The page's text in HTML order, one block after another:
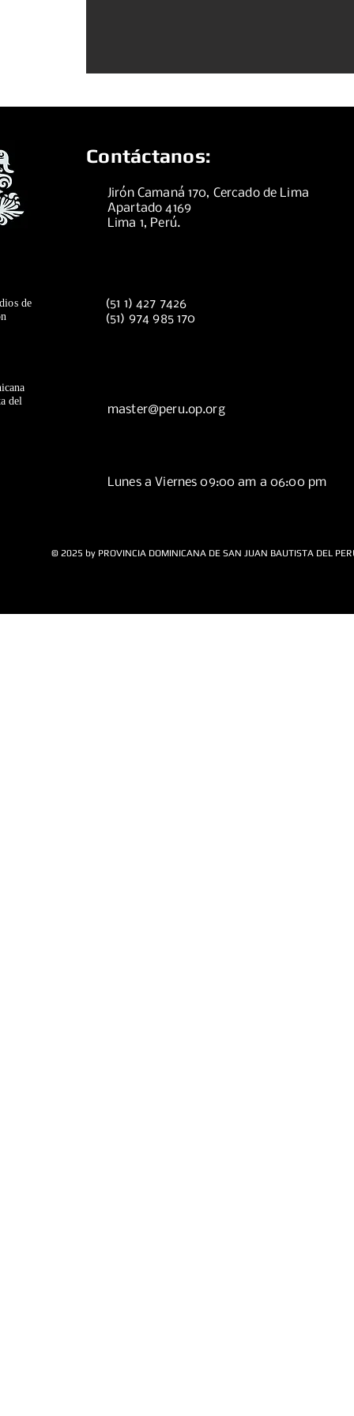
Contáctanos:
Jirón Camaná 170, Cercado de Lima
Apartado 4169
Lima 1, Perú.
de
(51 1) 427 7426
(51) 974 985 170
del
master@peru.op.org
Lunes a Viernes 09:00 am a 06:00 pm
© 2025 by PROVINCIA DOMINICANA DE SAN JUAN BAUTISTA DEL